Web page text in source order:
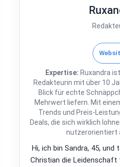
Expertise: Ruxandra
Redakteurin mit über 10
Blick für echte
Mehrwert liefern. Mit
Trends und Preis-
Deals, die sich wirklich
nutzerorientiert
Hi, ich bin Sandra, 45, und
Christian die Leidenschaft